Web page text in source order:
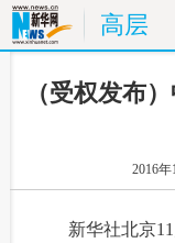
高层
首页
时尚
（受权发布
2016
新华社北京11